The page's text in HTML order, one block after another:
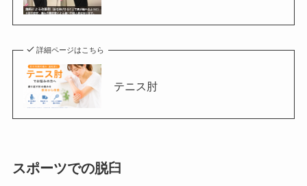
詳細ページはこちら
テニス肘
スポーツでの脱臼